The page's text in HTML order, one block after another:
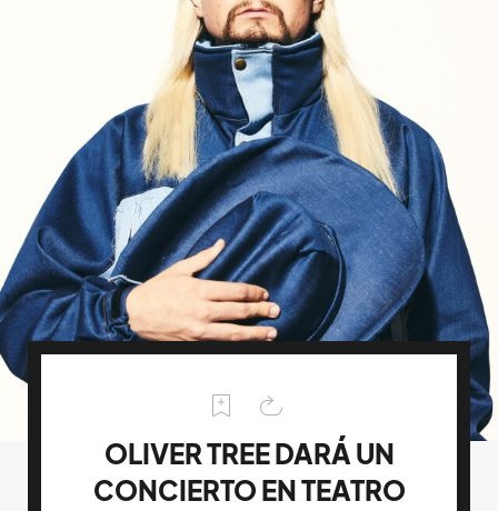
OLIVER TREE DARÁ UN
CONCIERTO EN TEATRO